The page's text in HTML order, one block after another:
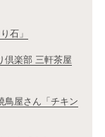
石」
倶楽部 三軒茶屋
鳥屋さん「チキン